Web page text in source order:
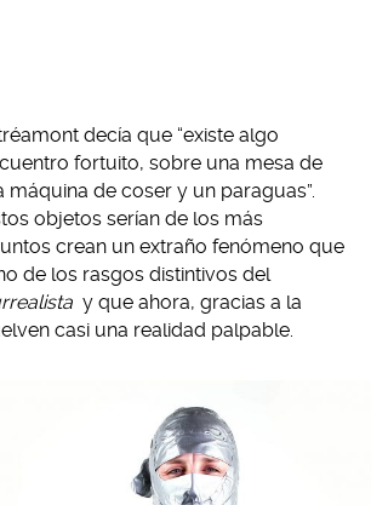
decía que “existe algo
fortuito, sobre una mesa de
máquina de coser y un paraguas”.
objetos serían de los más
crean un extraño fenómeno que
de los rasgos distintivos del
y que ahora, gracias a la
casi una realidad palpable.